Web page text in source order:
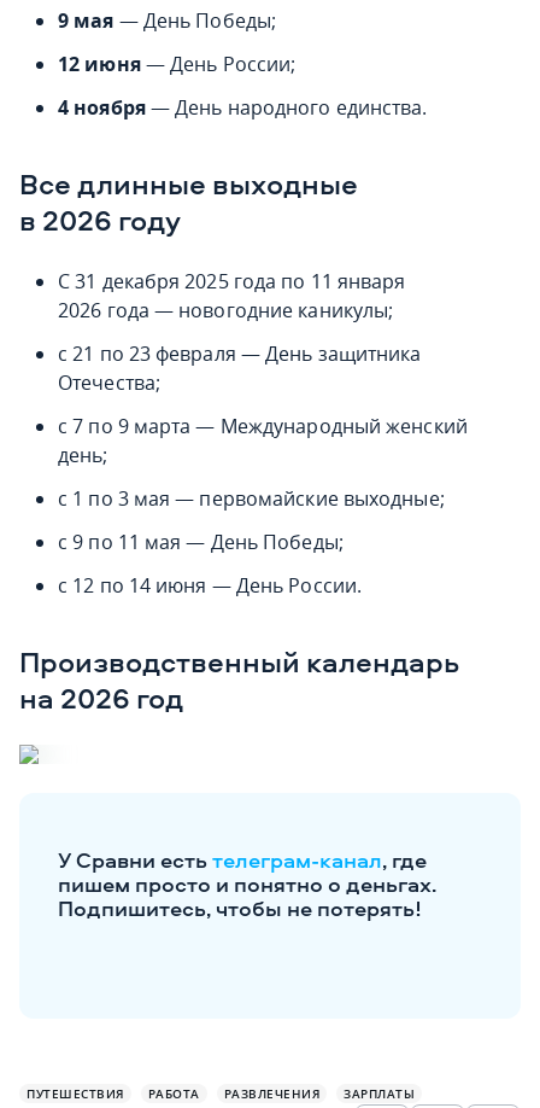
9 мая — День Победы;
12 июня— День России;
4 ноября— День народного единства.
Все длинные выходные
в 2026 году
С 31 декабря 2025 года по 11 января
2026 года — новогодние каникулы;
с 21 по 23 февраля — День защитника
Отечества;
с 7 по 9 марта — Международный женский
день;
с 1 по 3 мая — первомайские выходные;
с 9 по 11 мая — День Победы;
с 12 по 14 июня — День России.
Производственный календарь
на 2026 год
У Сравни естьтелеграм-канал, где
пишем просто и понятно о деньгах.
Подпишитесь, чтобы не потерять!
ПУТЕШЕСТВИЯ РАБОТА РАЗВЛЕЧЕНИЯ ЗАРПЛАТЫ